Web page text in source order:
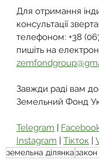
Для отримання
консультації
телефоном: +38
пишіть на
Завжди раді вам
Земельний Фонд
Telegram |
Instagram | Тікток |
земельна ділянказакон